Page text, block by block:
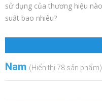
sử dụng của thương hiệu
suất bao nhiêu?
Nam (Hiển thị 78 sản phẩm)